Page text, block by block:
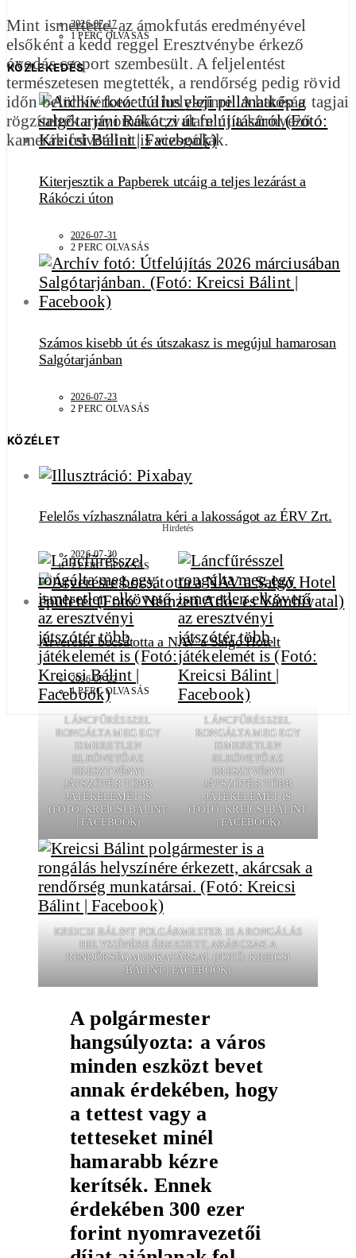
2026-07-17
1 PERC OLVASÁS
KÖZLEKEDÉS
Kiterjesztik a Papberek utcáig a teljes lezárást a
Rákóczi úton
2026-07-31
2 PERC OLVASÁS
Számos kisebb út és útszakasz is megújul hamarosan
Salgótarjánban
2026-07-23
2 PERC OLVASÁS
KÖZÉLET
Felelős vízhasználatra kéri a lakosságot az ÉRV Zrt.
2026-07-30
1 PERC OLVASÁS
Árverésre bocsátotta a NAV a Salgó Hotelt
2026-07-22
1 PERC OLVASÁS
Mint ismertette, az ámokfutás eredményével
elsőként a kedd reggel Eresztvénybe érkező
óvodás csoport szembesült. A feljelentést
természetesen megtették, a rendőrség pedig rövid
időn belül kiérkezett a helyszínre. A hatóság tagjai
rögzítették a nyomokat, valamint a környező
kamerák felvételeit is vizsgálják.
Hirdetés
LÁNCFŰRÉSSZEL
RONGÁLTA MEG EGY
ISMERETLEN
ELKÖVETŐ AZ
ERESZTVÉNYI
JÁTSZÓTÉR TÖBB
JÁTÉKELEMÉT IS
(FOTÓ: KREICSI BÁLINT
| FACEBOOK)
LÁNCFŰRÉSSZEL
RONGÁLTA MEG EGY
ISMERETLEN
ELKÖVETŐ AZ
ERESZTVÉNYI
JÁTSZÓTÉR TÖBB
JÁTÉKELEMÉT IS
(FOTÓ: KREICSI BÁLINT
| FACEBOOK)
KREICSI BÁLINT POLGÁRMESTER IS A RONGÁLÁS
HELYSZÍNÉRE ÉRKEZETT, AKÁRCSAK A
RENDŐRSÉG MUNKATÁRSAI. (FOTÓ: KREICSI
BÁLINT | FACEBOOK)
A polgármester
hangsúlyozta: a város
minden eszközt bevet
annak érdekében, hogy
a tettest vagy a
tetteseket minél
hamarabb kézre
kerítsék. Ennek
érdekében 300 ezer
forint nyomravezetői